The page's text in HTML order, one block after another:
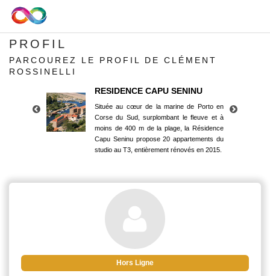
PROFIL
PARCOUREZ LE PROFIL DE CLÉMENT
ROSSINELLI
RESIDENCE CAPU SENINU
Située au cœur de la marine de Porto en
Corse du Sud, surplombant le fleuve et à
moins de 400 m de la plage, la Résidence
Capu Seninu propose 20 appartements du
studio au T3, entièrement rénovés en 2015.
Corse du Sud, surplombant le fleuve et à
moins de 400 m de la plage, la Résidence
Capu Seninu propose 20 appartements du
studio au T3, entièrement rénovés en 2015.
Hors Ligne